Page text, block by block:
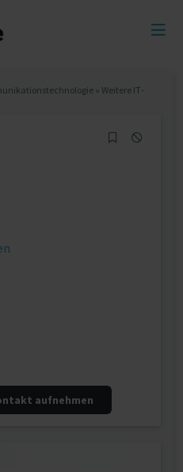
» Weitere IT-
aufnehmen